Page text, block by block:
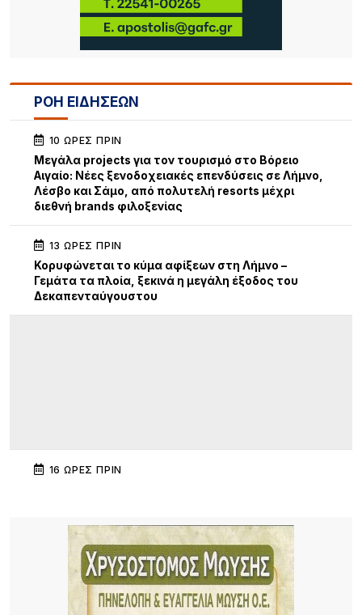
ΡΟΗ ΕΙΔΗΣΕΩΝ
10 ΏΡΕΣ ΠΡΙΝ
Μεγάλα projects για τον τουρισμό στο Βόρειο
Αιγαίο: Νέες ξενοδοχειακές επενδύσεις σε Λήμνο,
Λέσβο και Σάμο, από πολυτελή resorts μέχρι
διεθνή brands φιλοξενίας
13 ΏΡΕΣ ΠΡΙΝ
Κορυφώνεται το κύμα αφίξεων στη Λήμνο –
Γεμάτα τα πλοία, ξεκινά η μεγάλη έξοδος του
Δεκαπενταύγουστου
16 ΏΡΕΣ ΠΡΙΝ
17 ΏΡΕΣ ΠΡΙΝ
Λήμνος: Προγραμματισμένες διακοπές ρεύματος
17 ΏΡΕΣ ΠΡΙΝ